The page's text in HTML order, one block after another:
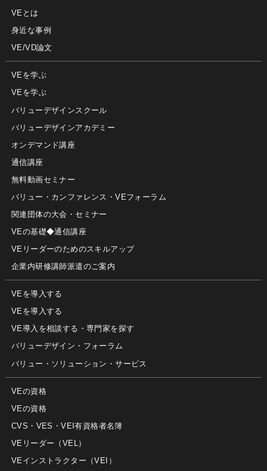
VEとは
身近な事例
VE/VD論文
VEを学ぶ
VEを学ぶ
バリューデザインスクール
バリューデザインアカデミー
オンデマンド講座
通信講座
無料動画セミナー
バリュー・カンファレンス・VEフォーラム
関連団体の大会・セミナー
VEの基礎◆通信講座
VEリーダーのためのスキルアップ
企業内研修講師派遣のご案内
VEを導入する
VEを導入する
VE導入を相談する・専門家を探す
バリューデザイン・フォーラム
バリュー・ソリューション・サービス
VEの資格
VEの資格
CVS・VES・VEI有資格者名簿
VEリーダー（VEL）
VEインストラクター（VEI）